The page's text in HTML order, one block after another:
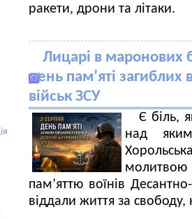
ракети, дрони та літаки.
Лицарі в маронових
день пам’яті
військ ЗСУ
Є біль,
над
пам’яттю воїнів
віддали життя за свободу,